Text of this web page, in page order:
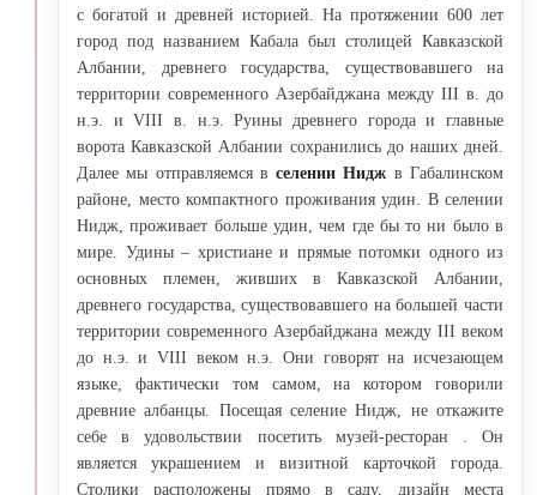
с богатой и древней историей. На протяжении 600 лет
город под названием Кабала был столицей Кавказской
Албании, древнего государства, существовавшего на
территории современного Азербайджана между III в. до
н.э. и VIII в. н.э. Руины древнего города и главные
ворота Кавказской Албании сохранились до наших дней.
Далее мы отправляемся вселении Нидж в Габалинском
районе, место компактного проживания удин. В селении
Нидж, проживает больше удин, чем где бы то ни было в
мире. Удины – христиане и прямые потомки одного из
основных племен, живших в Кавказской Албании,
древнего государства, существовавшего на большей части
территории современного Азербайджана между III веком
до н.э. и VIII веком н.э. Они говорят на исчезающем
языке, фактически том самом, на котором говорили
древние албанцы. Посещая селение Нидж, не откажите
себе в удовольствии посетить музей-ресторан . Он
является украшением и визитной карточкой города.
Столики расположены прямо в саду, дизайн места